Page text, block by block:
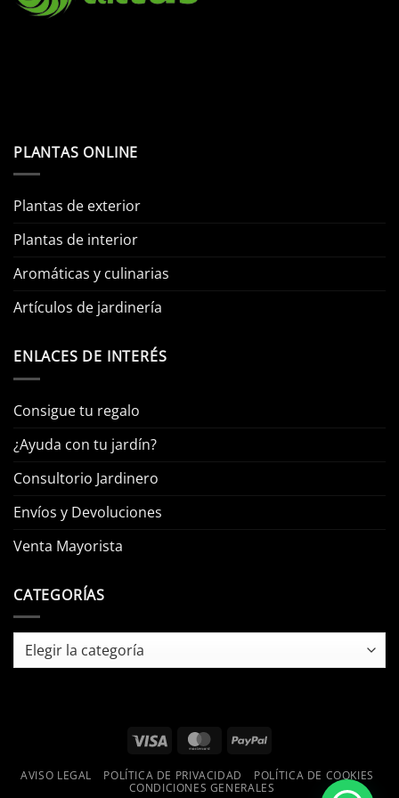
PLANTAS ONLINE
Plantas de exterior
Plantas de interior
Aromáticas y culinarias
Artículos de jardinería
ENLACES DE INTERÉS
Consigue tu regalo
¿Ayuda con tu jardín?
Consultorio Jardinero
Envíos y Devoluciones
Venta Mayorista
CATEGORÍAS
Categorías
Visa MasterCardPayPal
AVISO LEGAL POLÍTICA DE PRIVACIDAD
POLÍTICA DE COOKIES
CONDICIONES GENERALES